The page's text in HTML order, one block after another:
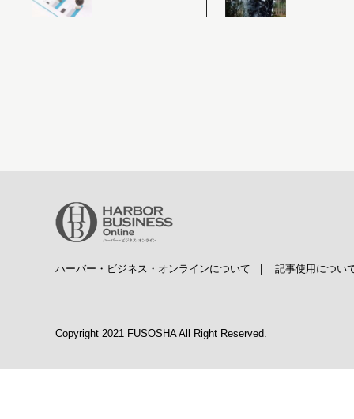
ハーバー・ビジネス・オンラインについて 記事使用につい
Copyright 2021 FUSOSHA All Right Reserved.